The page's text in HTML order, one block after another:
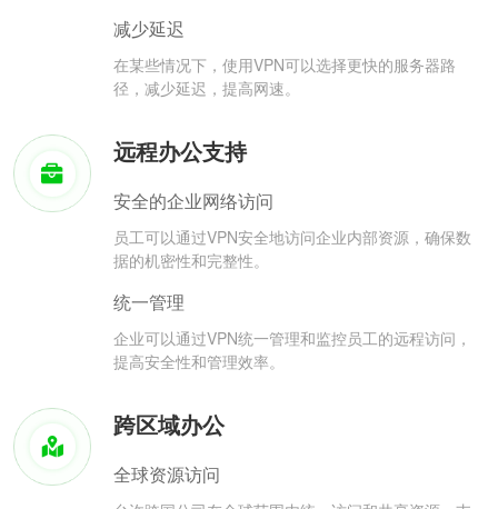
减少延迟
在某些情况下，使用VPN可以选择更快的服务器路
径，减少延迟，提高网速。
远程办公支持
安全的企业网络访问
员工可以通过VPN安全地访问企业内部资源，确保数
据的机密性和完整性。
统一管理
企业可以通过VPN统一管理和监控员工的远程访问，
提高安全性和管理效率。
跨区域办公
全球资源访问